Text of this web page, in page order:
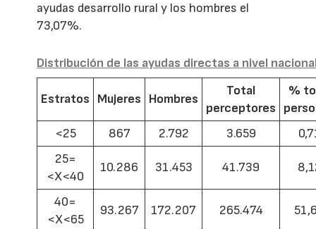
ayudas desarrollo rural y los hombres el
73,07%.
Distribución de las ayudas directas a nivel
Estratos Mujeres Hombres
Total
perceptores
%
<25
867 2.792 3.659
25=
<X<40
10.286 31.453 41.739
40=
<X<65
93.267 172.207 265.474